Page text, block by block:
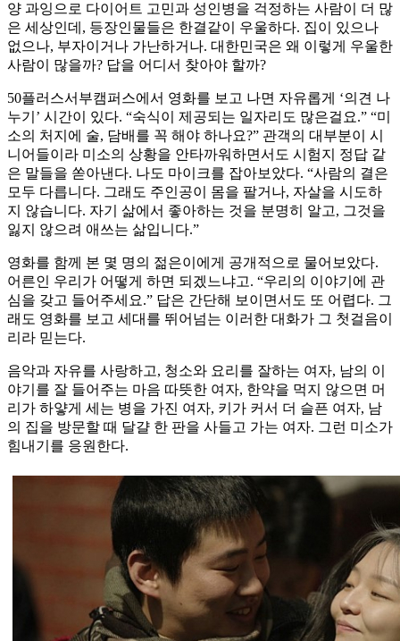
양 과잉으로 다이어트 고민과 성인병을 걱정하는 사람이 더 많
은 세상인데, 등장인물들은 한결같이 우울하다. 집이 있으나
없으나, 부자이거나 가난하거나. 대한민국은 왜 이렇게 우울한
사람이 많을까? 답을 어디서 찾아야 할까?
50플러스서부캠퍼스에서 영화를 보고 나면 자유롭게 ‘의견 나
누기’ 시간이 있다. “숙식이 제공되는 일자리도 많은걸요.” “미
소의 처지에 술, 담배를 꼭 해야 하나요?” 관객의 대부분이 시
니어들이라 미소의 상황을 안타까워하면서도 시험지 정답 같
은 말들을 쏟아낸다. 나도 마이크를 잡아보았다. “사람의 결은
모두 다릅니다. 그래도 주인공이 몸을 팔거나, 자살을 시도하
지 않습니다. 자기 삶에서 좋아하는 것을 분명히 알고, 그것을
잃지 않으려 애쓰는 삶입니다.”
영화를 함께 본 몇 명의 젊은이에게 공개적으로 물어보았다.
어른인 우리가 어떻게 하면 되겠느냐고. “우리의 이야기에 관
심을 갖고 들어주세요.” 답은 간단해 보이면서도 또 어렵다. 그
래도 영화를 보고 세대를 뛰어넘는 이러한 대화가 그 첫걸음이
리라 믿는다.
음악과 자유를 사랑하고, 청소와 요리를 잘하는 여자, 남의 이
야기를 잘 들어주는 마음 따뜻한 여자, 한약을 먹지 않으면 머
리가 하얗게 세는 병을 가진 여자, 키가 커서 더 슬픈 여자, 남
의 집을 방문할 때 달걀 한 판을 사들고 가는 여자. 그런 미소가
힘내기를 응원한다.